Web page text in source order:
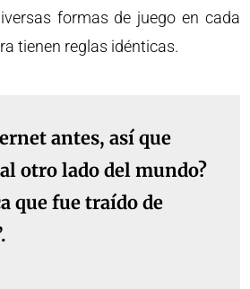
formas de juego en cada
tienen reglas idénticas.
antes, así que
otro lado del mundo?
que fue traído de